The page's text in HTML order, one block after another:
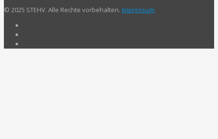
© 2025 STEHV. Alle Rechte vorbehalten. Impressum